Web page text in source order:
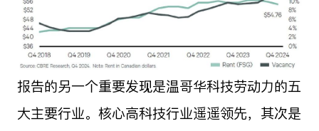
报告的另一个重要发现是温哥华科技劳动力的五
大主要行业。核心高科技行业遥遥领先，其次是